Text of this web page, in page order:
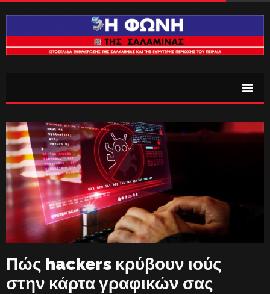
Πώς hackers κρύβουν ιούς
στην κάρτα γραφικών σας